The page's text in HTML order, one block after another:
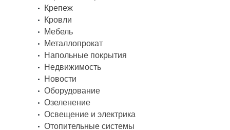
Крепеж
Кровли
Мебель
Металлопрокат
Напольные покрытия
Недвижимость
Новости
Оборудование
Озеленение
Освещение и электрика
Отопительные системы